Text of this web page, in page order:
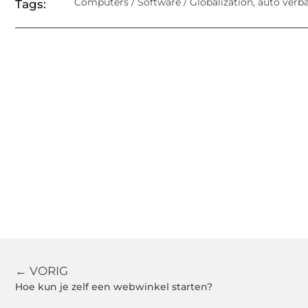
Tags:
← VORIG
Hoe kun je zelf een webwinkel starten?